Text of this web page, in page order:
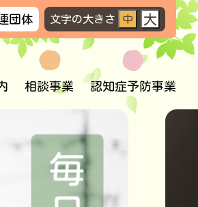
団体 文字の大きさ 中 大
相談事業 認知症予防事業